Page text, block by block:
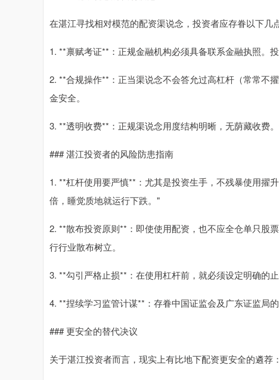
在湛江寻找相对模范的配资渠说念，投资者应存眷以下几
1. **禀赋考证**：正规金融机构必须具备联系金融执照。
2. **合规操作**：正当渠说念不会答允过高杠杆（常常不
金安全。
3. **透明收费**：正规渠说念用度结构明晰，无荫藏收费
### 湛江投资者的风险防患指南
1. **杠杆使用要严慎**：尤其是投资生手，不残暴使用擢
倍，睡觉质地就运行下跌。"
2. **散布投资原则**：即使使用配资，也不应全仓单只股
行行业散布树立。
3. **勾引严格止损**：在使用杠杆前，就必须设定明确的
4. **捏续学习监管计谋**：存眷中国证监会及广东证监局
### 更安全的替代决议
关于湛江投资者而言，现实上有比地下配资更安全的遴荐：